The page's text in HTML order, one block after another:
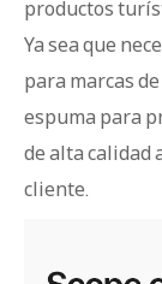
productos
Ya sea que
para marcas
espuma para
de alta calidad
cliente.